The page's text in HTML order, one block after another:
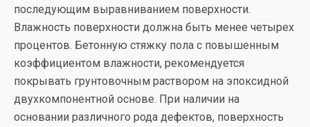
последующим выравниванием поверхности.
Влажность поверхности должна быть менее четырех
процентов. Бетонную стяжку пола с повышенным
коэффициентом влажности, рекомендуется
покрывать грунтовочным раствором на эпоксидной
двухкомпонентной основе. При наличии на
основании различного рода дефектов, поверхность